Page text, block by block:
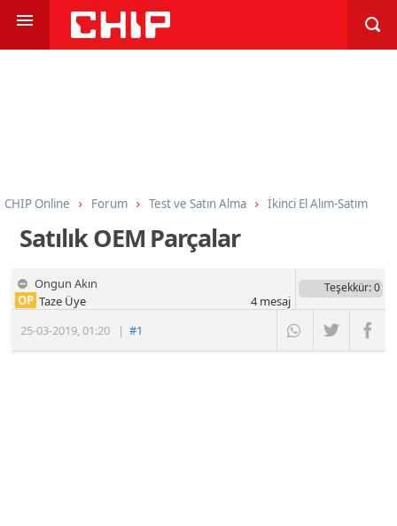
CHIP Online Forum Test ve Satın Alma İkinci El Alım-Satım
Satılık OEM Parçalar
Ongun Akın
25-03-2019,01:20 |#1
OP Taze Üye
Teşekkür: 0
4mesaj